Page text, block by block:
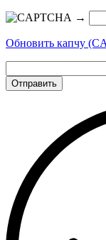
→
Обновить капчу
Отправить